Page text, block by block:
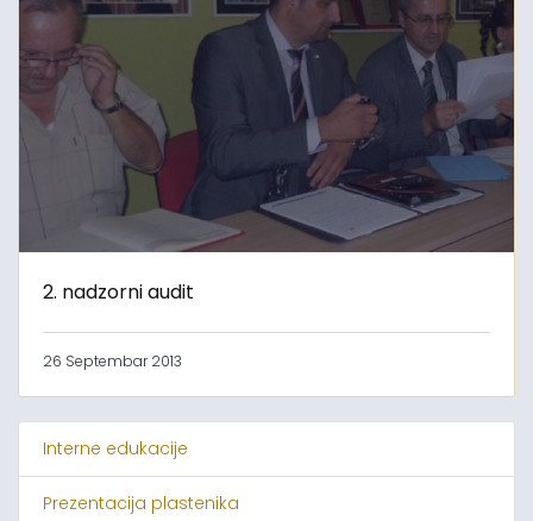
2. nadzorni audit
26 Septembar 2013
Interne edukacije
Prezentacija plastenika